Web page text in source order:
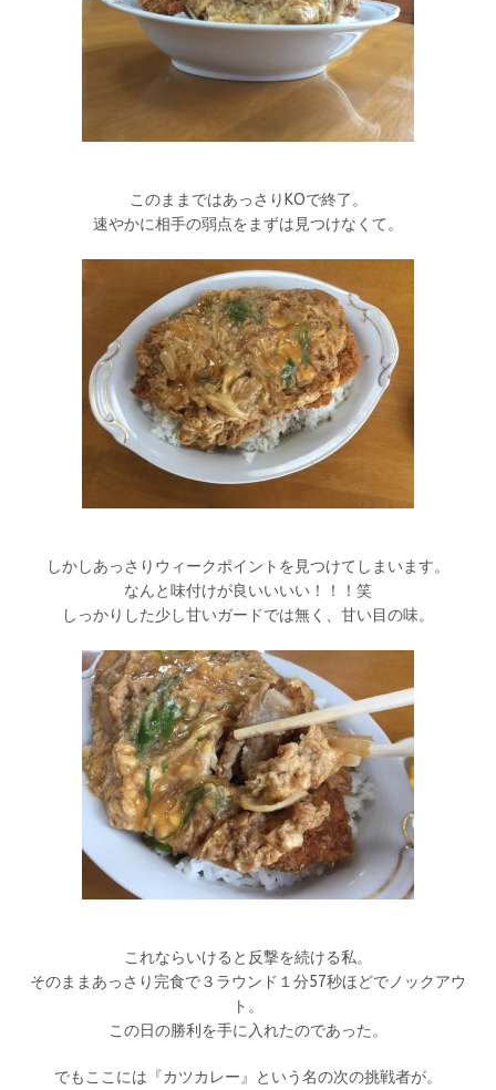
このままではあっさりKOで終了。
速やかに相手の弱点をまずは見つけなくて。
しかしあっさりウィークポイントを見つけてしまいます。
なんと味付けが良いいいい！！！笑
しっかりした少し甘いガードでは無く、甘い目の味。
これならいけると反撃を続ける私。
そのままあっさり完食で３ラウンド１分57秒ほどでノックアウ
ト。
この日の勝利を手に入れたのであった。
でもここには『カツカレー』という名の次の挑戦者が。